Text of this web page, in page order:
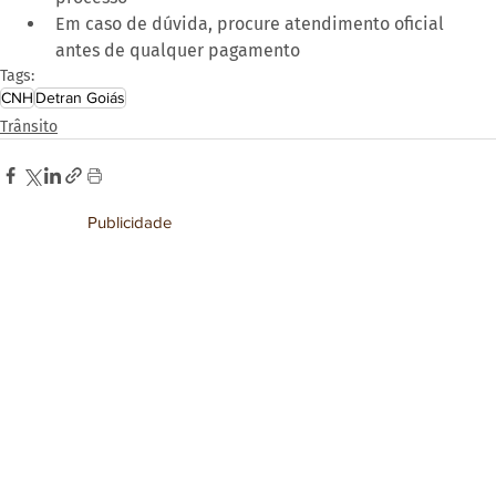
Em caso de dúvida, procure atendimento oficial
antes de qualquer pagamento
Tags:
CNH Detran Goiás
Trânsito
Publicidade